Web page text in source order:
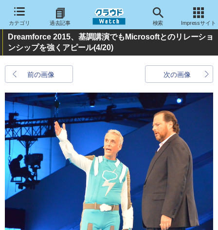
カテゴリ 過去記事 検索 Impressサイト
Dreamforce 2015、基調講演でもMicrosoftとのリレーショ
ンシップを強くアピール(4/20)
前の画像 次の画像